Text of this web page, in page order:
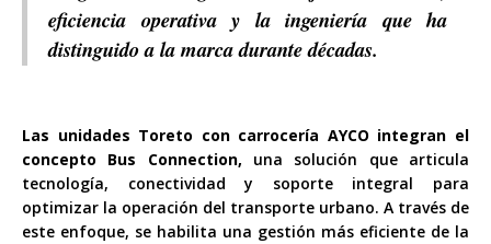
eficiencia operativa y la ingeniería que ha
distinguido a la marca durante décadas.
Las unidades Toreto con carrocería AYCO integran el
concepto Bus Connection, una solución que articula
tecnología, conectividad y soporte integral para
optimizar la operación del transporte urbano. A través de
este enfoque, se habilita una gestión más eficiente de la